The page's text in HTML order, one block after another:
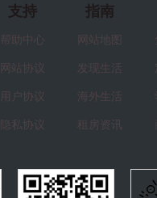
支持
帮助中心
网站协议
用户协议
隐私协议
指南
网站地图
发现生活
海外生活
租房资讯